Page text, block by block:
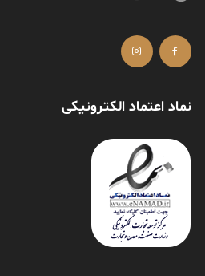
نماد اعتماد الکترونیکی